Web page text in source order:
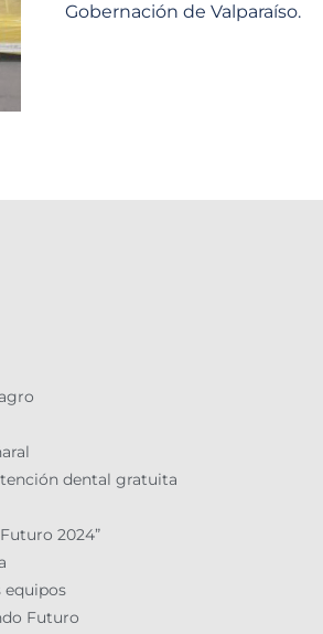
Gobernación de Valparaíso.
dental gratuita
2024”
equipos
Futuro